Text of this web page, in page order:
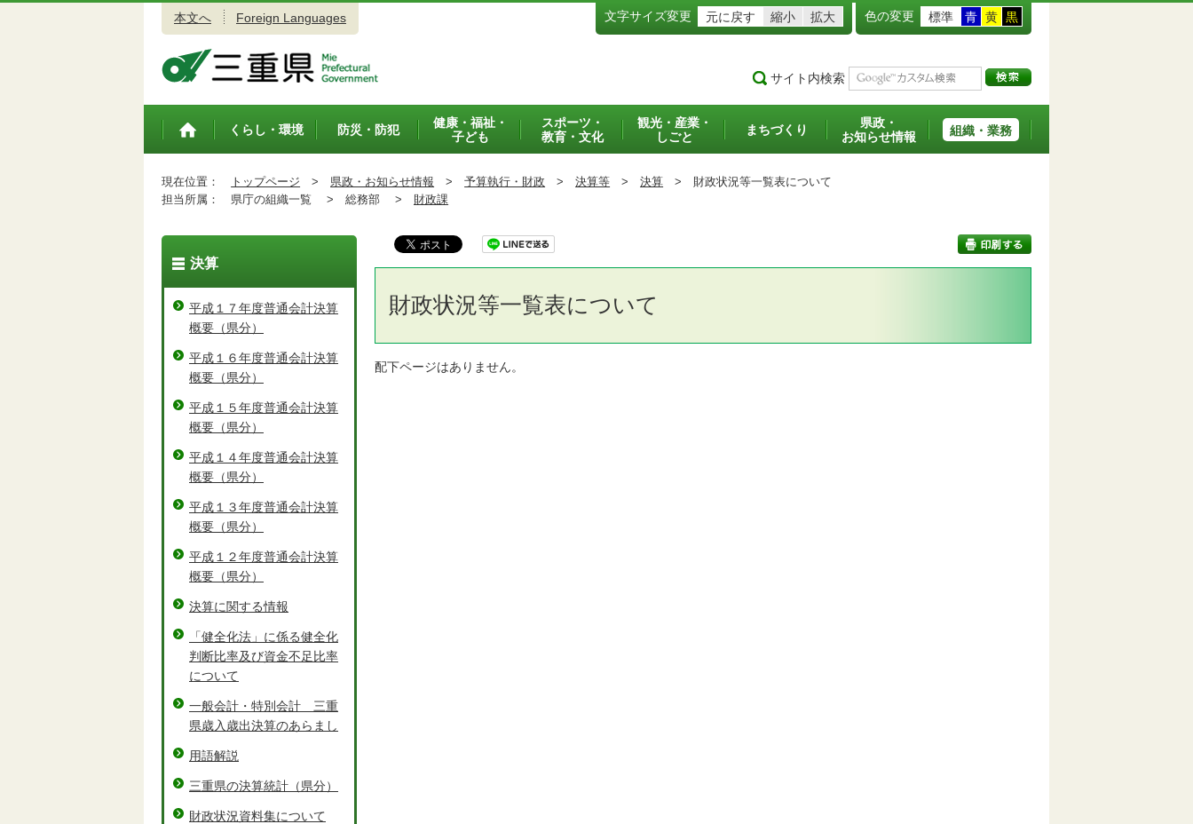
本文へ Foreign Languages 文字サイズ変更 元に戻す 縮小 拡大 色の変更 標準 青 黄 黒
サイト内検索
トップペ
くらし・環境 防災・防犯
健康・福祉・
子ども
スポーツ・
教育・文化
観光・産業・
しごと
まちづくり
県政・
お知らせ情報
組織・業務
現在位置： トップページ > 県政・お知らせ情報 > 予算執行・財政 > 決算等 > 決算 > 財政状況等一覧表について
担当所属：
県庁の組織一覧 > 総務部 > 財政課
財政状況等一覧表について
配下ページはありません。
決算
平成１７年度普通会計決算
概要（県分）
平成１６年度普通会計決算
概要（県分）
平成１５年度普通会計決算
概要（県分）
平成１４年度普通会計決算
概要（県分）
平成１３年度普通会計決算
概要（県分）
平成１２年度普通会計決算
概要（県分）
決算に関する情報
「健全化法」に係る健全化
判断比率及び資金不足比率
について
一般会計・特別会計 三重
県歳入歳出決算のあらまし
用語解説
三重県の決算統計（県分）
財政状況資料集について